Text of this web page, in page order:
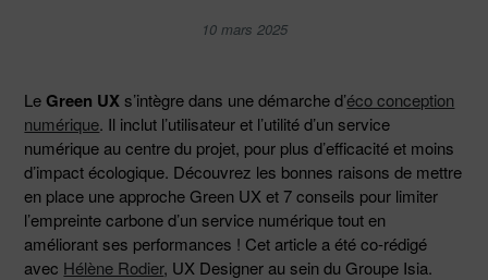
10 mars 2025
LeGreen UX s’intègre dans une démarche d’éco conception
numérique. Il inclut l’utilisateur et l’utilité d’un service
numérique au centre du projet, pour plus d’efficacité et moins
d’impact écologique. Découvrez les bonnes raisons de mettre
en place une approche Green UX et 7 conseils pour limiter
l’empreinte carbone d’un service numérique tout en
améliorant ses performances ! Cet article a été co-rédigé
avec Hélène Rodier, UX Designer au sein du Groupe Isia.